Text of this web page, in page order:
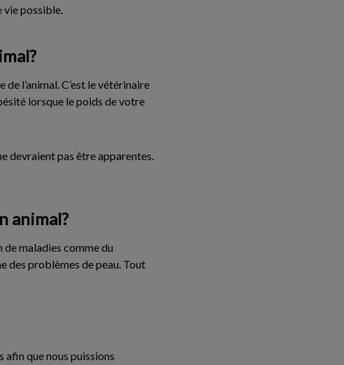
vie possible.
l’animal. C’est le vétérinaire
lorsque le poids de votre
devraient pas être apparentes.
animal?
de maladies comme du
des problèmes de peau. Tout
que nous puissions